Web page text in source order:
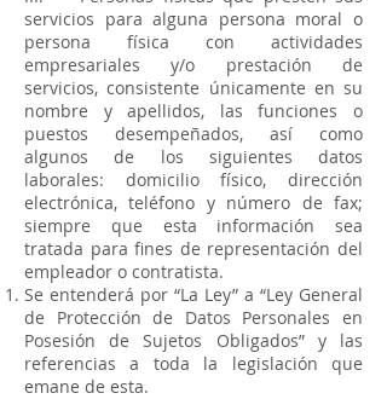
servicios para alguna persona moral o
persona física con actividades
empresariales y/o prestación de
servicios, consistente únicamente en su
nombre y apellidos, las funciones o
puestos desempeñados, así como
algunos de los siguientes datos
laborales: domicilio físico, dirección
electrónica, teléfono y número de fax;
siempre que esta información sea
tratada para fines de representación del
empleador o contratista.
Se entenderá por “La Ley” a “Ley General
de Protección de Datos Personales en
Posesión de Sujetos Obligados” y las
referencias a toda la legislación que
emane de esta.